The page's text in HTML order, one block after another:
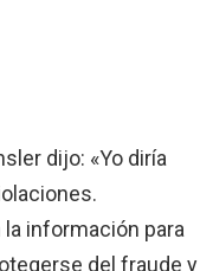
dijo: «Yo diría
información para
del fraude y